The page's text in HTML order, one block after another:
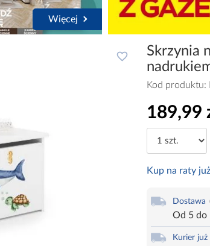
Więcej
Skrzynia
Kod produktu:
189,99
Kup na raty
Dostawa
Od 5 do
Kurier już